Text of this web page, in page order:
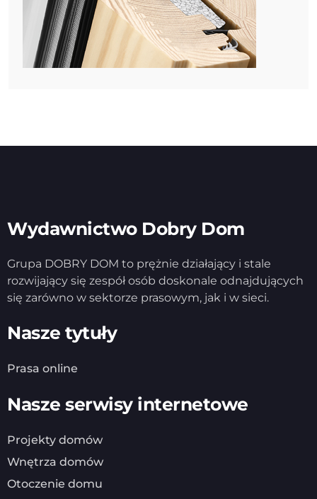
Wydawnictwo Dobry Dom
Grupa DOBRY DOM to prężnie działający i stale
rozwijający się zespół osób doskonale odnajdujących
się zarówno w sektorze prasowym, jak i w sieci.
Nasze tytuły
Prasa online
Nasze serwisy internetowe
Projekty domów
Wnętrza domów
Otoczenie domu